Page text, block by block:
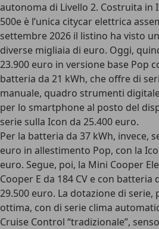
autonoma di Livello 2. Costruita in
500e è l’unica citycar elettrica
settembre 2026 il listino ha visto
diverse migliaia di euro. Oggi,
23.900 euro in versione base Pop
batteria da 21 kWh, che offre di
manuale, quadro strumenti
per lo smartphone al posto del
serie sulla Icon da 25.400 euro.
Per la batteria da 37 kWh, invece,
euro in allestimento Pop, con la
euro. Segue, poi, la Mini Cooper
Cooper E da 184 CV e con batteria
29.500 euro. La dotazione di serie,
ottima, con di serie clima
Cruise Control “tradizionale”,